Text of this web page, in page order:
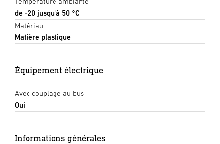
de -20 jusqu'à 50 °C
Matériau
Matière plastique
Équipement électrique
Avec couplage au bus
Oui
Informations générales